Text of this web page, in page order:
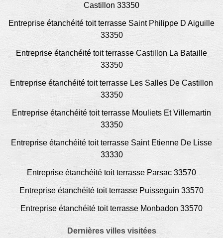
Castillon 33350
Entreprise étanchéité toit terrasse Saint Philippe D Aiguille
33350
Entreprise étanchéité toit terrasse Castillon La Bataille
33350
Entreprise étanchéité toit terrasse Les Salles De Castillon
33350
Entreprise étanchéité toit terrasse Mouliets Et Villemartin
33350
Entreprise étanchéité toit terrasse Saint Etienne De Lisse
33330
Entreprise étanchéité toit terrasse Parsac 33570
Entreprise étanchéité toit terrasse Puisseguin 33570
Entreprise étanchéité toit terrasse Monbadon 33570
Dernières villes visitées